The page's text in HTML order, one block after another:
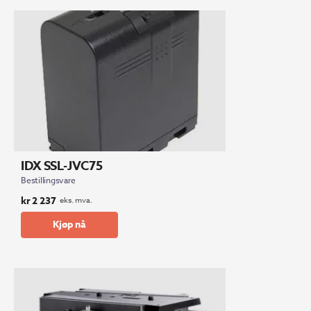
IDX SSL-JVC75
Bestillingsvare
kr2 237 eks. mva.
Kjøp nå